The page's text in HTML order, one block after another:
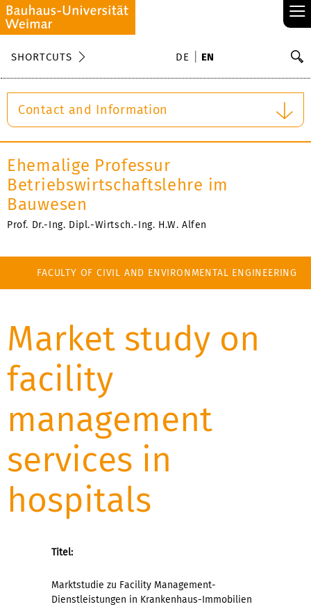
≡
SHORTCUTS DE EN
Contact and Information
Ehemalige Professur
Betriebswirtschaftslehre im
Bauwesen
Prof. Dr.-Ing. Dipl.-Wirtsch.-Ing. H.W. Alfen
FACULTY OF CIVIL AND ENVIRONMENTAL ENGINEERING
Market study on
facility
management
services in
hospitals
Titel:
Marktstudie zu Facility Management-
Dienstleistungen in Krankenhaus-Immobilien